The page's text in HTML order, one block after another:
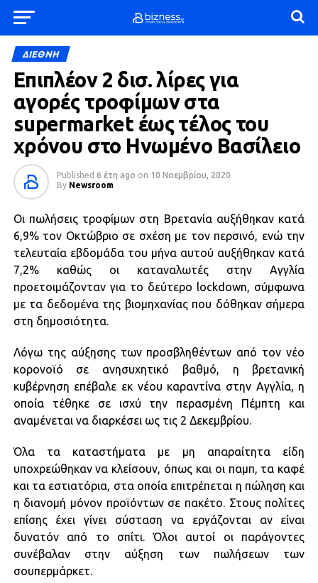
ΔΙΕΘΝΗ
Επιπλέον 2 δισ. λίρες για
αγορές τροφίμων στα
supermarket έως τέλος του
χρόνου στο Ηνωμένο Βασίλειο
Published 6 έτη ago on 10 Νοεμβρίου, 2020
By Newsroom
Οι πωλήσεις τροφίμων στη Βρετανία αυξήθηκαν κατά
6,9% τον Οκτώβριο σε σχέση με τον περσινό, ενώ την
τελευταία εβδομάδα του μήνα αυτού αυξήθηκαν κατά
7,2% καθώς οι καταναλωτές στην Αγγλία
προετοιμάζονταν για το δεύτερο lockdown, σύμφωνα
με τα δεδομένα της βιομηχανίας που δόθηκαν σήμερα
στη δημοσιότητα.
Λόγω της αύξησης των προσβληθέντων από τον νέο
κορονοϊό σε ανησυχητικό βαθμό, η βρετανική
κυβέρνηση επέβαλε εκ νέου καραντίνα στην Αγγλία, η
οποία τέθηκε σε ισχύ την περασμένη Πέμπτη και
αναμένεται να διαρκέσει ως τις 2 Δεκεμβρίου.
Όλα τα καταστήματα με μη απαραίτητα είδη
υποχρεώθηκαν να κλείσουν, όπως και οι παμπ, τα καφέ
και τα εστιατόρια, στα οποία επιτρέπεται η πώληση και
η διανομή μόνον προϊόντων σε πακέτο. Στους πολίτες
επίσης έχει γίνει σύσταση να εργάζονται αν είναι
δυνατόν από το σπίτι. Όλοι αυτοί οι παράγοντες
συνέβαλαν στην αύξηση των πωλήσεων των
σουπερμάρκετ.